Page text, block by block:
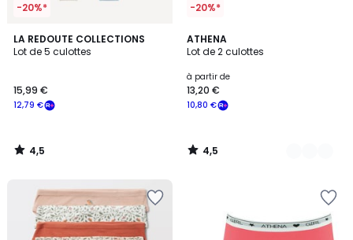
-20%*
LA REDOUTE COLLECTIONS
Lot de 5 culottes
12,79 €
15,99 €
4,5
/ 5
4,5
/
-20%*
ATHENA
Lot de 2 culottes
à partir de
10,80 €
13,20 €
4,5
/ 5
2
Couleurs
4,5
/